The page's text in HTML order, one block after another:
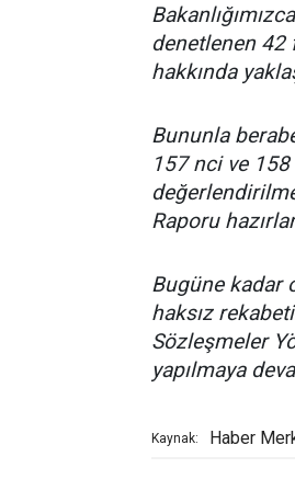
denetlenen 42
hakkında
Bununla
157 nci ve 158
Raporu
Bugüne kadar
haksız
Sözleşmeler
yapılmaya
Kaynak: Haber